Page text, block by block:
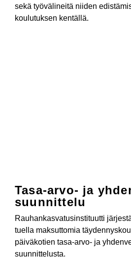
sekä työvälineitä niiden
koulutuksen kentällä.
Tasa-arvo- ja
suunnittelu
Rauhankasvatus­instituutti
tuella maksuttomia
päiväkotien tasa-arvo- ja
suunnittelusta.